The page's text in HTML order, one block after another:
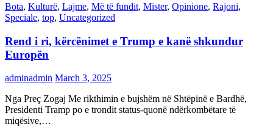
Bota, Kulturë, Lajme, Më të fundit, Mister, Opinione, Rajoni,
Speciale, top, Uncategorized
Rend i ri, kërcënimet e Trump e kanë shkundur
Europën
adminadmin March 3, 2025
Nga Preç Zogaj Me rikthimin e bujshëm në Shtëpinë e Bardhë,
Presidenti Tramp po e trondit status-quonë ndërkombëtare të
miqësive,…